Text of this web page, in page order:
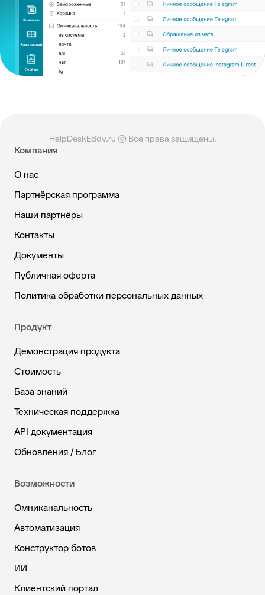
HelpDeskEddy.ru © Все права защищены.
Компания
О нас
Партнёрская программа
Наши партнёры
Контакты
Документы
Публичная оферта
Политика обработки персональных данных
Продукт
Демонстрация продукта
Стоимость
База знаний
Техническая поддержка
API документация
Обновления / Блог
Возможности
Омниканальность
Автоматизация
Конструктор ботов
ИИ
Клиентский портал